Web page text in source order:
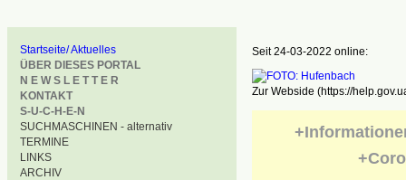
Startseite/ Aktuelles
ÜBER DIESES PORTAL
N E W S L E T T E R
KONTAKT
S-U-C-H-E-N
SUCHMASCHINEN - alternativ
TERMINE
LINKS
ARCHIV
Seit 24-03-2022 online:
Zur Webside (https://